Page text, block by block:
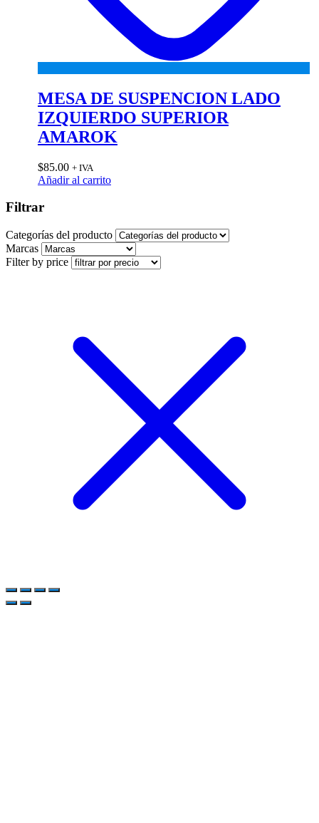
MESA DE SUSPENCION LADO
IZQUIERDO SUPERIOR
AMAROK
$85.00 + IVA
Añadir al carrito
Filtrar
Categorías del producto
Marcas
Filter by price